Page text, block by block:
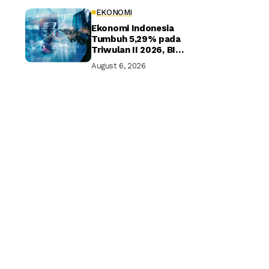
EKONOMI
Ekonomi Indonesia
Tumbuh 5,29% pada
Triwulan II 2026, BI
Tahunan Tercapai
August 6, 2026